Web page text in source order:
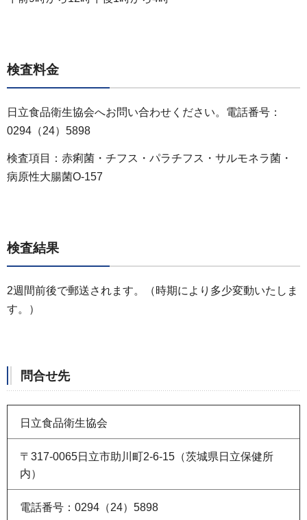
検査料金
日立食品衛生協会へお問い合わせください。電話番号：
0294（24）5898
検査項目：赤痢菌・チフス・パラチフス・サルモネラ菌・
病原性大腸菌O-157
検査結果
2週間前後で郵送されます。（時期により多少変動いたしま
す。）
問合せ先
日立食品衛生協会
〒317-0065日立市助川町2-6-15（茨城県日立保健所
内）
電話番号：0294（24）5898